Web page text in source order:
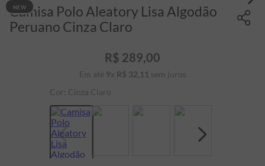
NEW
Camisa Polo Aleatory Lisa Algodão
Peruano Cinza Claro
R$ 289,00
Em até 9x R$ 32,11 sem juros
Cor: Cinza Claro
2
camiseta listrada
4º
jaqueta
5º
camiseta
7º
bermuda